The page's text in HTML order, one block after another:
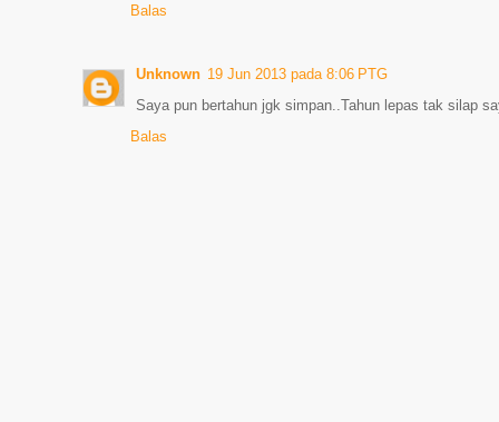
Balas
Unknown 19 Jun 2013 pada 8:06 PTG
Saya pun bertahun jgk simpan..Tahun lepas tak silap
Balas